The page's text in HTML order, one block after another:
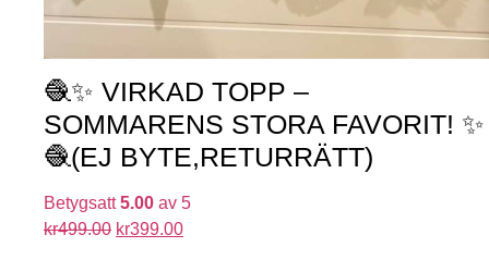
🧶✨ VIRKAD TOPP –
SOMMARENS STORA FAVORIT! ✨
🧶(EJ BYTE,RETURRÄTT)
Betygsatt5.00 av 5
kr499.00 kr399.00